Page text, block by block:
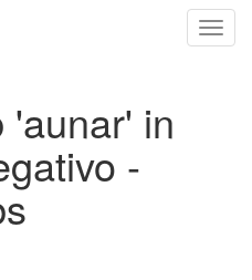
'aunar' in
-